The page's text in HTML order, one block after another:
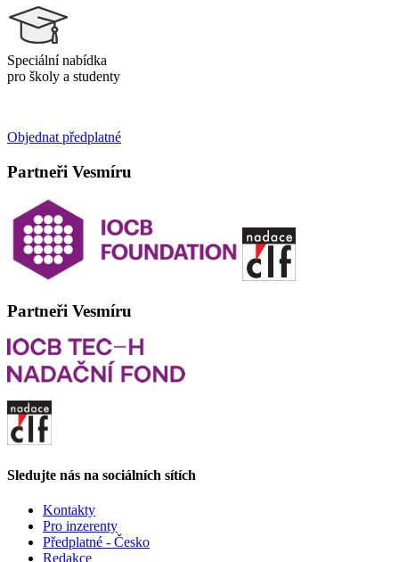
Speciální nabídka
pro školy a studenty
Objednat předplatné
Partneři Vesmíru
Partneři Vesmíru
Sledujte nás na sociálních sítích
Kontakty
Pro inzerenty
Předplatné - Česko
Redakce